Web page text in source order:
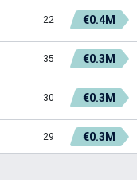
22 €0.4M
35 €0.3M
30 €0.3M
29 €0.3M